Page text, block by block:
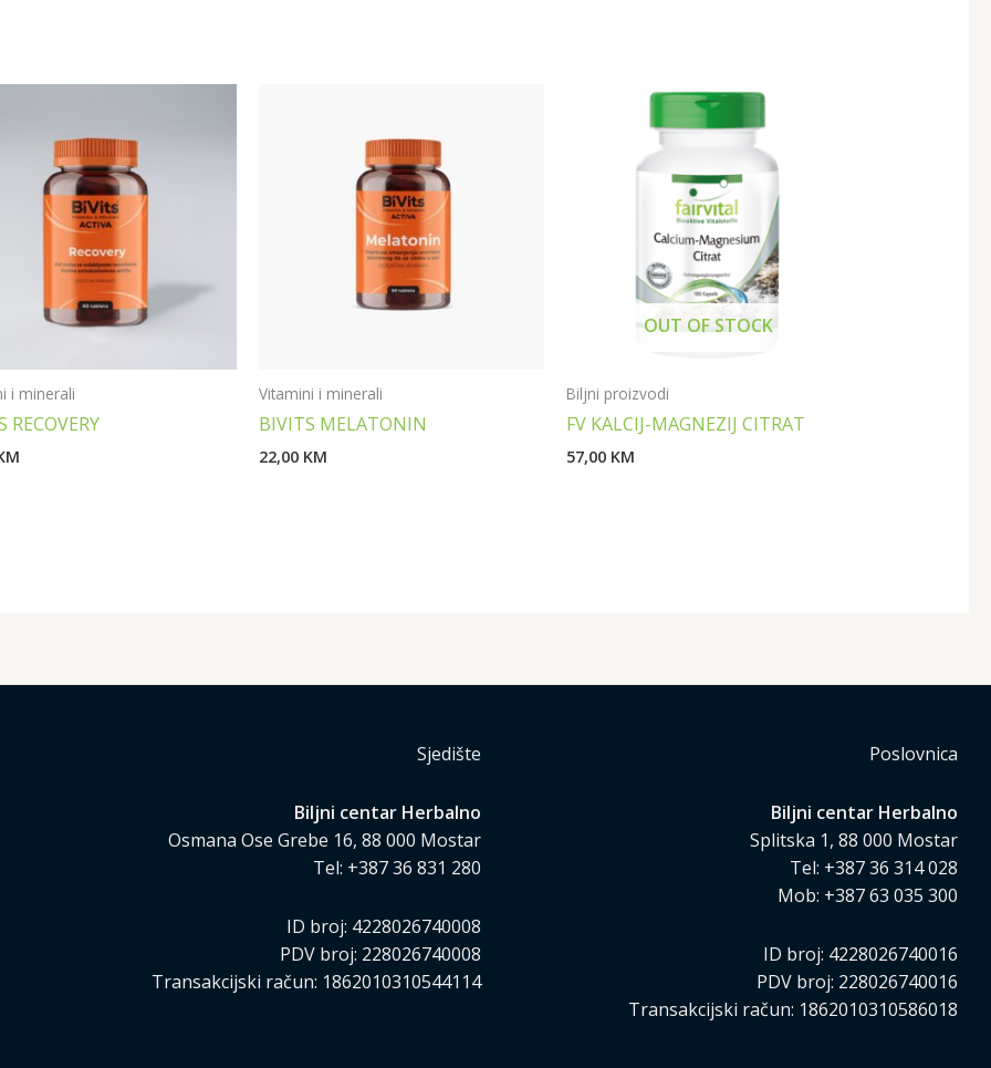
i minerali
RECOVERY
Vitamini i minerali
BIVITS MELATONIN
22,00 KM
OUT OF STOCK
Biljni proizvodi
FV KALCIJ-MAGNEZIJ CITRAT
57,00 KM
Sjedište
Biljni centar Herbalno
Osmana Ose Grebe 16, 88 000 Mostar
Tel: +387 36 831 280
ID broj: 4228026740008
PDV broj: 228026740008
Transakcijski račun: 1862010310544114
Poslovnica
Biljni centar Herbalno
Splitska 1, 88 000 Mostar
Tel: +387 36 314 028
Mob: +387 63 035 300
ID broj: 4228026740016
PDV broj: 228026740016
Transakcijski račun: 1862010310586018